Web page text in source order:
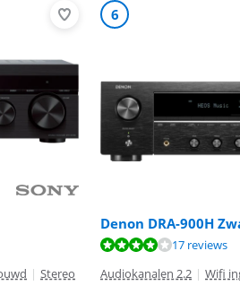
| Stereo
6
Denon DRA-900H
17 reviews
Audiokanalen 2.2 | Wifi